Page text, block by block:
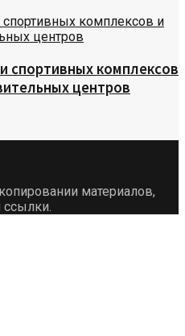
спортивных комплексов
центров
материалов,
ссылки.